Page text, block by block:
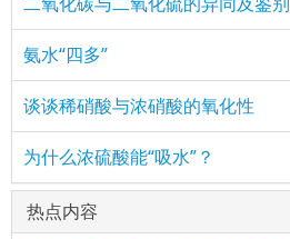
氨水“四多”
谈谈稀硝酸与浓硝酸的氧化性
为什么浓硫酸能“吸水”？
热点内容